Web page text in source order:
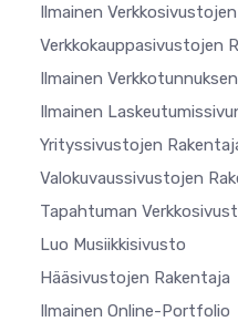
Ilmainen
Verkkokauppasivustojen
Ilmainen
Ilmainen
Yrityssivustojen
Valokuvaussivustojen
Tapahtuman
Luo Musiikkisivusto
Hääsivustojen Rakentaja
Ilmainen Online-Portfolio